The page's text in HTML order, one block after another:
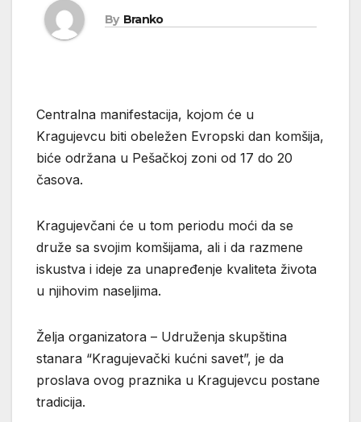
By Branko
Centralna manifestacija, kojom će u
Kragujevcu biti obeležen Evropski dan komšija,
biće održana u Pešačkoj zoni od 17 do 20
časova.
Kragujevčani će u tom periodu moći da se
druže sa svojim komšijama, ali i da razmene
iskustva i ideje za unapređenje kvaliteta života
u njihovim naseljima.
Želja organizatora – Udruženja skupština
stanara “Kragujevački kućni savet”, je da
proslava ovog praznika u Kragujevcu postane
tradicija.